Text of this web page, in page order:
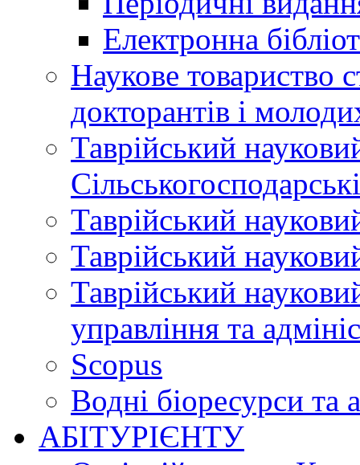
Електронна
Наукове товариство
докторантів і
Таврійський
Таврійський
Таврійський
Таврійський
управління та
Scopus
Водні біоресурси та
АБІТУРІЄНТУ